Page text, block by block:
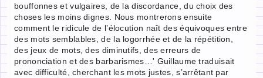
bouffonnes et vulgaires, de la discordance, du choix des
choses les moins dignes. Nous montrerons ensuite
comment le ridicule de l’élocution naît des équivoques entre
des mots semblables, de la logorrhée et de la répétition,
des jeux de mots, des diminutifs, des erreurs de
prononciation et des barbarismes…' Guillaume traduisait
avec difficulté, cherchant les mots justes, s’arrêtant par